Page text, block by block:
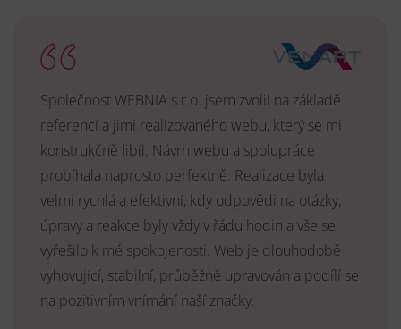
Společnost WEBNIA s.r.o. jsem zvolil na základě
referencí a jimi realizovaného webu, který se mi
konstrukčně libíl. Návrh webu a spolupráce
probíhala naprosto perfektně. Realizace byla
velmi rychlá a efektivní, kdy odpovědi na otázky,
úpravy a reakce byly vždy v řádu hodin a vše se
vyřešilo k mé spokojenosti. Web je dlouhodobě
vyhovující, stabilní, průběžně upravován a podílí se
na pozitivním vnímání naší značky.